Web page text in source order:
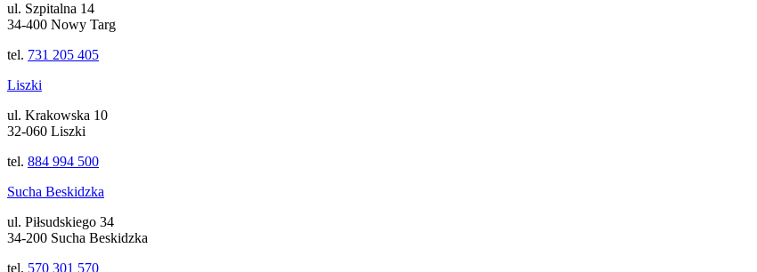
ul. Szpitalna 14
34-400 Nowy Targ
tel. 731 205 405
Liszki
ul. Krakowska 10
32-060 Liszki
tel. 884 994 500
Sucha Beskidzka
ul. Piłsudskiego 34
34-200 Sucha Beskidzka
tel. 570 301 570